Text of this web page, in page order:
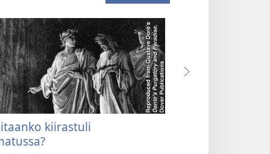
kiirastuli